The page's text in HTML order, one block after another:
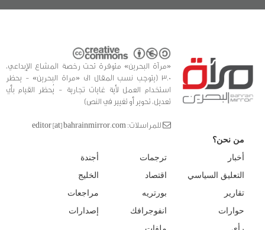
«مرآة البحرين» متوفرة تحت رخصة المشاع الإبداعي،
3.0 (يتوجب نسب المقال الى «مراة البحرين» - يحظر
استخدام العمل لأية غايات تجارية - يُحظر القيام بأي
تعديل، تحوير أو تغيير في النص)
للمراسلات: editor [at] bahrainmirror.com
من نحن؟
أخبار
التعليق السياسي
تقارير
حوارات
ترجمات
اقتصاد
بورتريه
انفوجرافك
أجندة
الخليج
مراجعات
إصدارات